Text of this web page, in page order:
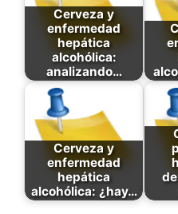
Cerveza y
enfermedad
hepática
alcohólica:
analizando…
Cerveza y
enfermedad
hepática
alcohólica: ¿hay…